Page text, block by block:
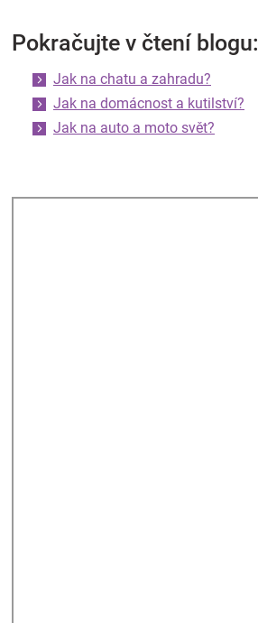
Pokračujte v čtení blogu:
Jak na chatu a zahradu?
Jak na domácnost a kutilství?
Jak na auto a moto svět?